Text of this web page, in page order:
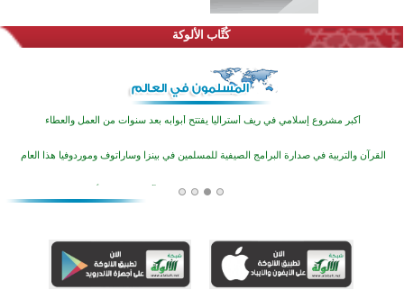
كُتَّاب الألوكة
أكثر من 400 طالب يشاركون في مسابقة المعلومات الإسلامية بأستراليا
افتتاح تاريخي لأول مسجد في بلييفليا بالجبل الأسود منذ أكثر من قرن
منطقة ريبوفسي تحتفل بميلاد مسجد جديد في أجواء إيمانية مميزة
أكبر مشروع إسلامي في ريف أستراليا يفتتح أبوابه بعد سنوات من العمل والعطاء
القرآن والتربية في صدارة البرامج الصيفية للمسلمين في بينزا وساراتوف وموردوفيا هذا العام
اختتام الدورة التاسعة لمسابقة حفظ وتلاوة القرآن الكريم في أزناكاييف
اختتام منافسات قرآنية متميزة في بنغلاديش بمشاركة 3000 متسابق